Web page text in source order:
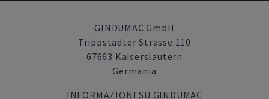
GINDUMAC GmbH
Trippstadter Strasse 110
67663 Kaiserslautern
Germania
INFORMAZIONI SU GINDUMAC